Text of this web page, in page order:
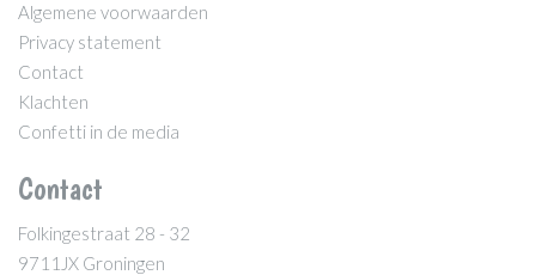
Algemene voorwaarden
Privacy statement
Contact
Klachten
Confetti in de media
Contact
Folkingestraat 28 - 32
9711JX Groningen